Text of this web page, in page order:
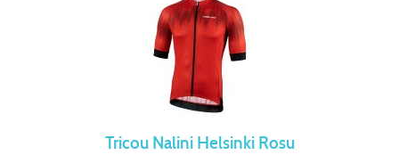
Tricou Nalini Helsinki Rosu